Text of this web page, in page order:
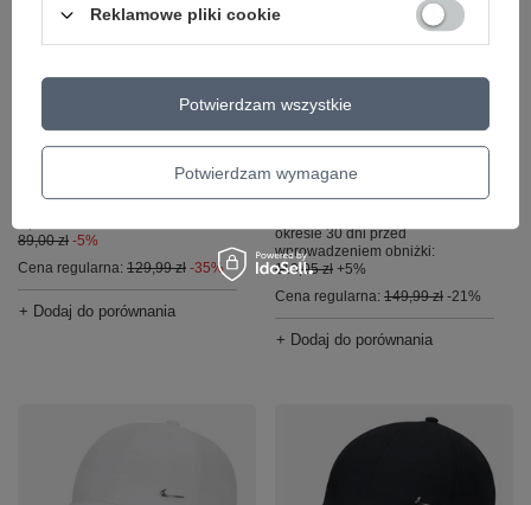
PROMOCJA
NIKE Dri-FIT Club
84,00 zł / szt.
okresie 30 dni przed
89,00 zł -5%
Cena regularna: 129,99 zł -35%
+ Dodaj do porównania
Jumpman Rise Cap
Lobster r S/M
119,00 zł
okresie 30 dni przed
wprowadzeniem obniżki:
113,05 zł +5%
Cena regularna: 149,99 zł -21%
+ Dodaj do porównania
Reklamowe pliki cookie
Potwierdzam wymagane
Potwierdzam wszystkie